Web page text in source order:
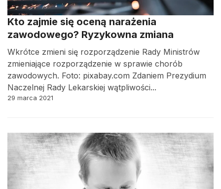
Kto zajmie się oceną narażenia
zawodowego? Ryzykowna zmiana
Wkrótce zmieni się rozporządzenie Rady Ministrów
zmieniające rozporządzenie w sprawie chorób
zawodowych. Foto: pixabay.com Zdaniem Prezydium
Naczelnej Rady Lekarskiej wątpliwości...
29 marca 2021